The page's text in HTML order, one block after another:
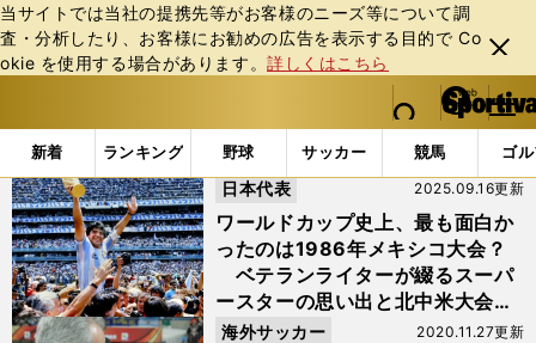
当サイトでは当社の提携先等がお客様のニーズ等について調
査・分析したり、お客様にお勧めの広告を表⽰する⽬的で Co
okie を使⽤する場合があります。詳しくはこちら
閉じ
る
web Sportiva (webスポルティーバ)
検索
マイペ
ー
ジ
メニュ
新着 ランキング 野球 サッカー 競馬 ゴ
b
ス
ポ
ル
テ
ィ
ー
バ
「#メキシコＷ杯」の最新ニュース・ 情報
ワールドカップ史上、最も面白か
ったのは1986年メキシコ大会？
ベテランライターが綴るスーパ
ースターの思い出と北中米大会へ
の期待
2025.09.16更新
日本代表
2020.11.27更新
海外サッカー